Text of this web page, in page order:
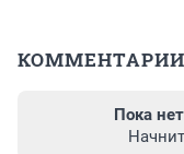
КОММЕНТАРИИ
Пока